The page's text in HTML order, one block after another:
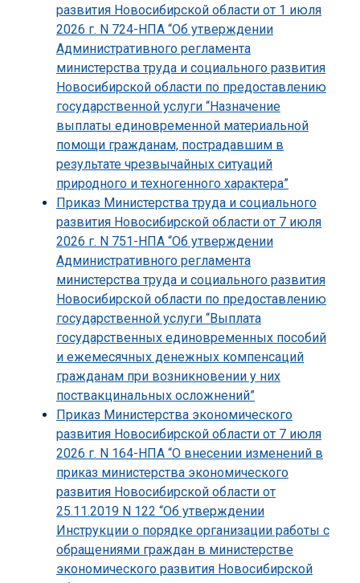
развития Новосибирской области от 1 июля
2026 г. N 724-НПА “Об утверждении
Административного регламента
министерства труда и социального развития
Новосибирской области по предоставлению
государственной услуги “Назначение
выплаты единовременной материальной
помощи гражданам, пострадавшим в
результате чрезвычайных ситуаций
природного и техногенного характера”
Приказ Министерства труда и социального
развития Новосибирской области от 7 июля
2026 г. N 751-НПА “Об утверждении
Административного регламента
министерства труда и социального развития
Новосибирской области по предоставлению
государственной услуги “Выплата
государственных единовременных пособий
и ежемесячных денежных компенсаций
гражданам при возникновении у них
поствакцинальных осложнений”
Приказ Министерства экономического
развития Новосибирской области от 7 июля
2026 г. N 164-НПА “О внесении изменений в
приказ министерства экономического
развития Новосибирской области от
25.11.2019 N 122 “Об утверждении
Инструкции о порядке организации работы с
обращениями граждан в министерстве
экономического развития Новосибирской